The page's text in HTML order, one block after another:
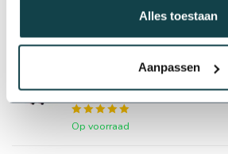
Alles toestaan
Aanpassen
RainBird Rainbird
beregeningsinstallatie
compleet inclusief
zones
Op voorraad